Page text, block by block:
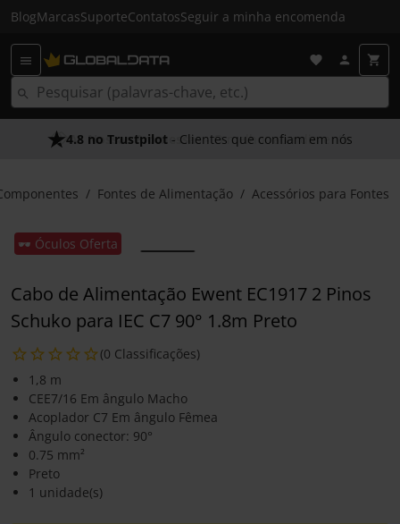
BlogMarcasSuporteContatosSeguir a minha encomenda
As Nossas Promessas- O melhor atendimento
4.8 no Trustpilot - Clientes que confiam em nós
Fontes de Alimentação Acessórios para Fontes
🕶️ Óculos Oferta
Cabo de Alimentação Ewent EC1917 2 Pinos
Schuko para IEC C7 90° 1.8m Preto
(0 Classificações)
1,8 m
CEE7/16 Em ângulo Macho
Acoplador C7 Em ângulo Fêmea
Ângulo conector: 90°
0.75 mm²
Preto
1 unidade(s)